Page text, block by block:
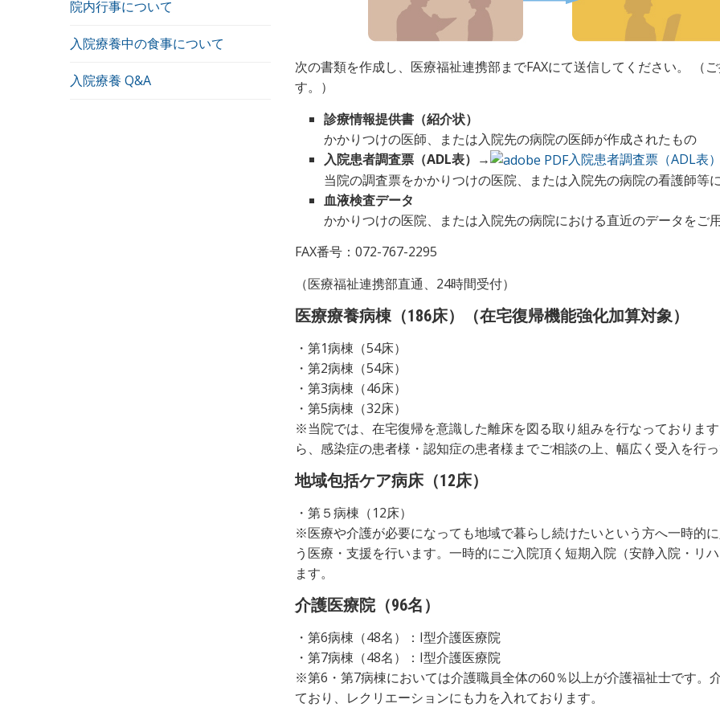
院内行事について
入院療養中の食事について
入院療養 Q&A
次の書類を作成し、医療福祉連携部までFAXにて送信してください。 （
す。）
診療情報提供書（紹介状）
かかりつけの医師、または入院先の病院の医師が作成されたもの
入院患者調査票（ADL表） →
入院患者調査票（ADL表
当院の調査票をかかりつけの医院、または入院先の病院の看護師等
血液検査データ
かかりつけの医院、または入院先の病院における直近のデータをご
FAX番号： 072-767-2295
（医療福祉連携部直通、24時間受付）
医療療養病棟（186床）（在宅復帰機能強化加算対象）
・第1病棟（54床）
・第2病棟（54床）
・第3病棟（46床）
・第5病棟（32床）
※当院では、在宅復帰を意識した離床を図る取り組みを行なっておりま
ら、感染症の患者様・認知症の患者様までご相談の上、幅広く受入を行
地域包括ケア病床（12床）
・第５病棟（12床）
※医療や介護が必要になっても地域で暮らし続けたいという方へ一時的
う医療・支援を行います。一時的にご入院頂く短期入院（安静入院・リ
ます。
介護医療院（96名）
・第6病棟（48名）：I型介護医療院
・第7病棟（48名）：I型介護医療院
※第6・第7病棟においては介護職員全体の60％以上が介護福祉士です。
ており、レクリエーションにも力を入れております。